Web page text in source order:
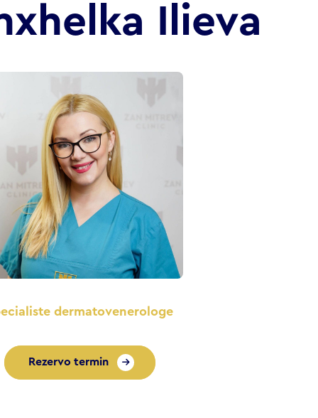
Ilieva
dermatovenerologe
Rezervo termin